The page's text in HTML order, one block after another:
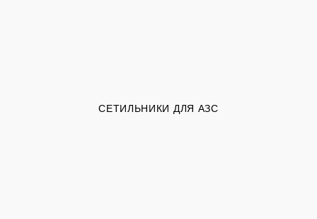
СЕТИЛЬНИКИ ДЛЯ АЗС